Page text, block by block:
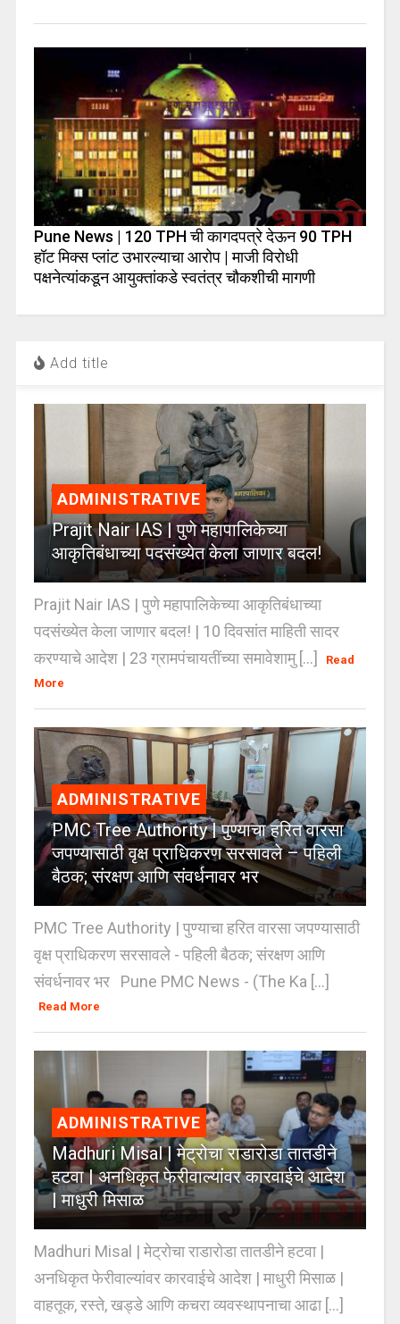
Pune News | 120 TPH ची कागदपत्रे देऊन 90 TPH
हॉट मिक्स प्लांट उभारल्याचा आरोप | माजी विरोधी
पक्षनेत्यांकडून आयुक्तांकडे स्वतंत्र चौकशीची मागणी
Add title
ADMINISTRATIVE
Prajit Nair IAS | पुणे महापालिकेच्या
आकृतिबंधाच्या पदसंख्येत केला जाणार बदल!
Prajit Nair IAS | पुणे महापालिकेच्या आकृतिबंधाच्या
पदसंख्येत केला जाणार बदल! | 10 दिवसांत माहिती सादर
करण्याचे आदेश | 23 ग्रामपंचायतींच्या समावेशामु [...]
Read
More
ADMINISTRATIVE
PMC Tree Authority | पुण्याचा हरित वारसा
जपण्यासाठी वृक्ष प्राधिकरण सरसावले – पहिली
बैठक; संरक्षण आणि संवर्धनावर भर
PMC Tree Authority | पुण्याचा हरित वारसा जपण्यासाठी
वृक्ष प्राधिकरण सरसावले - पहिली बैठक; संरक्षण आणि
संवर्धनावर भर Pune PMC News - (The Ka [...]
Read More
ADMINISTRATIVE
Madhuri Misal | मेट्रोचा राडारोडा तातडीने
हटवा | अनधिकृत फेरीवाल्यांवर कारवाईचे आदेश
| माधुरी मिसाळ
Madhuri Misal | मेट्रोचा राडारोडा तातडीने हटवा |
अनधिकृत फेरीवाल्यांवर कारवाईचे आदेश | माधुरी मिसाळ |
वाहतूक, रस्ते, खड्डे आणि कचरा व्यवस्थापनाचा आढा [...]